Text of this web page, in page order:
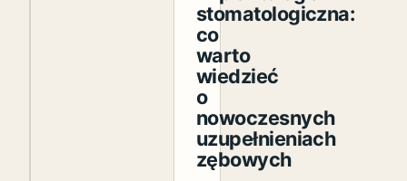
stomatologiczna:
co
warto
wiedzieć
o
nowoczesnych
uzupełnieniach
zębowych